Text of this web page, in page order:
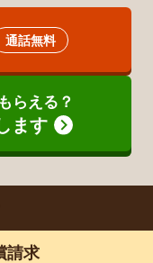
通話無料
らえる？
ます
請求